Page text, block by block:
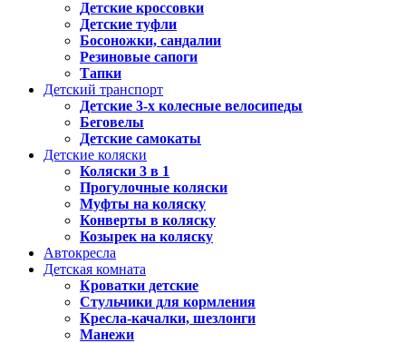
Детские кроссовки
Детские туфли
Босоножки, сандалии
Резиновые сапоги
Тапки
Детский транспорт
Детские 3-х колесные велосипеды
Беговелы
Детские самокаты
Детские коляски
Коляски 3 в 1
Прогулочные коляски
Муфты на коляску
Конверты в коляску
Козырек на коляску
Автокресла
Детская комната
Кроватки детские
Стульчики для кормления
Кресла-качалки, шезлонги
Манежи